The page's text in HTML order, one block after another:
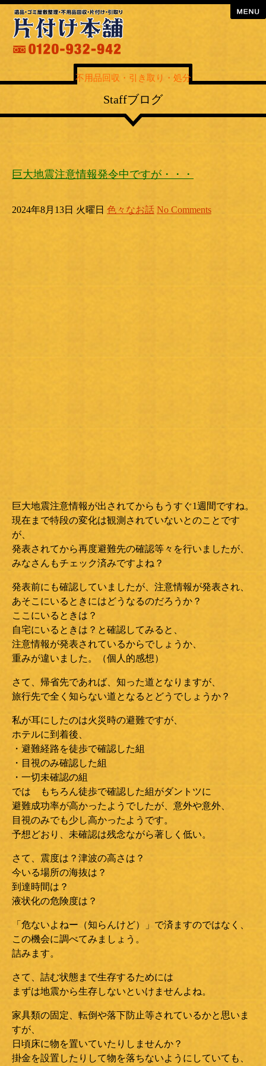
menu
不用品回収・引き取り・処分
Staffブログ
巨大地震注意情報発令中ですが・・・
2024年8月13日 火曜日 色々なお話 No Comments
巨大地震注意情報が出されてからもうすぐ1週間ですね。
現在まで特段の変化は観測されていないとのことです
が、
発表されてから再度避難先の確認等々を行いましたが、
みなさんもチェック済みですよね？
発表前にも確認していましたが、注意情報が発表され、
あそこにいるときにはどうなるのだろうか？
ここにいるときは？
自宅にいるときは？と確認してみると、
注意情報が発表されているからでしょうか、
重みが違いました。（個人的感想）
さて、帰省先であれば、知った道となりますが、
旅行先で全く知らない道となるとどうでしょうか？
私が耳にしたのは火災時の避難ですが、
ホテルに到着後、
・避難経路を徒歩で確認した組
・目視のみ確認した組
・一切未確認の組
では もちろん徒歩で確認した組がダントツに
避難成功率が高かったようでしたが、意外や意外、
目視のみでも少し高かったようです。
予想どおり、未確認は残念ながら著しく低い。
さて、震度は？津波の高さは？
今いる場所の海抜は？
到達時間は？
液状化の危険度は？
「危ないよねー（知らんけど）」で済ますのではなく、
この機会に調べてみましょう。
詰みます。
さて、詰む状態まで生存するためには
まずは地震から生存しないといけませんよね。
家具類の固定、転倒や落下防止等されているかと思いま
すが、
日頃床に物を置いていたりしませんか？
掛金を設置したりして物を落ちないようにしていても、